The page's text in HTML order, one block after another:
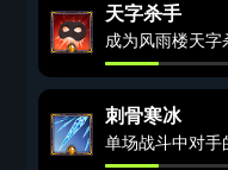
天字杀手
成为风雨楼天字
刺骨寒冰
单场战斗中对